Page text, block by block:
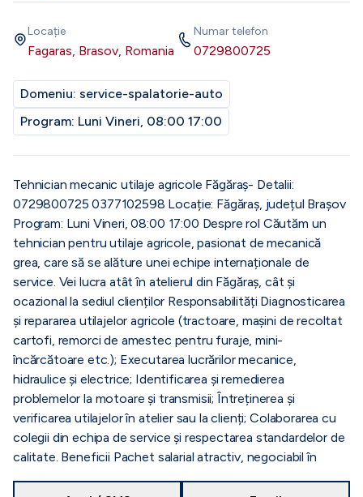
Locație
Fagaras, Brasov, Romania
Numar telefon
0729800725
Domeniu: service-spalatorie-auto
Program: Luni Vineri, 08:00 17:00
Tehnician mecanic utilaje agricole Făgăraș- Detalii:
0729800725 0377102598 Locație: Făgăraș, județul Brașov
Program: Luni Vineri, 08:00 17:00 Despre rol Căutăm un
tehnician pentru utilaje agricole, pasionat de mecanică
grea, care să se alăture unei echipe internaționale de
service. Vei lucra atât în atelierul din Făgăraș, cât și
ocazional la sediul clienților Responsabilități Diagnosticarea
și repararea utilajelor agricole (tractoare, mașini de recoltat
cartofi, remorci de amestec pentru furaje, mini-
încărcătoare etc.); Executarea lucrărilor mecanice,
hidraulice și electrice; Identificarea și remedierea
problemelor la motoare și transmisii; Întreținerea și
verificarea utilajelor în atelier sau la clienți; Colaborarea cu
colegii din echipa de service și respectarea standardelor de
calitate. Beneficii Pachet salarial atractiv, negociabil în